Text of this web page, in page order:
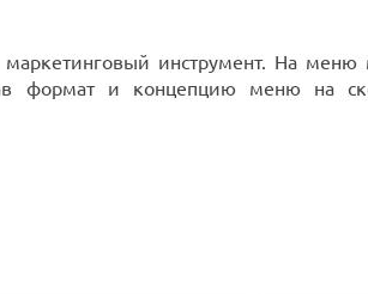
инструмент. На меню
формат и концепцию меню на